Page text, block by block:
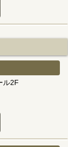
ル2F